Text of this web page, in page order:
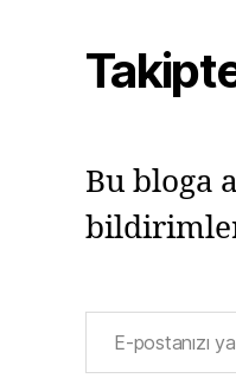
Bu bloga
E-postanızı yazın…